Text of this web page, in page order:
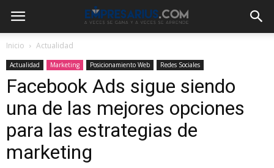
Inicio Actualidad
Actualidad Marketing Posicionamiento Web Redes Sociales
Facebook Ads sigue siendo
una de las mejores opciones
para las estrategias de
marketing